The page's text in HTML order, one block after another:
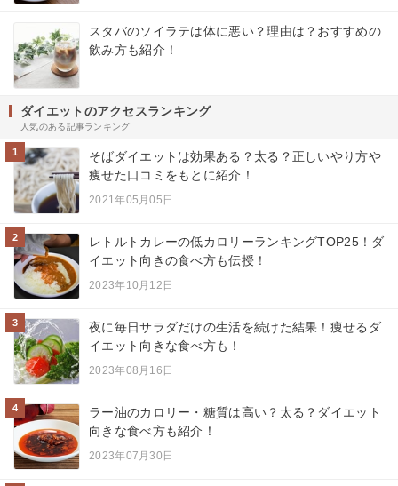
スタバのソイラテは体に悪い？理由は？おすすめの
飲み方も紹介！
ダイエットのアクセスランキング
人気のある記事ランキング
1
そばダイエットは効果ある？太る？正しいやり方や
痩せた口コミをもとに紹介！
2021年05月05日
2
レトルトカレーの低カロリーランキングTOP25！ダ
イエット向きの食べ方も伝授！
2023年10月12日
3
夜に毎日サラダだけの生活を続けた結果！痩せるダ
イエット向きな食べ方も！
2023年08月16日
4
ラー油のカロリー・糖質は高い？太る？ダイエット
向きな食べ方も紹介！
2023年07月30日